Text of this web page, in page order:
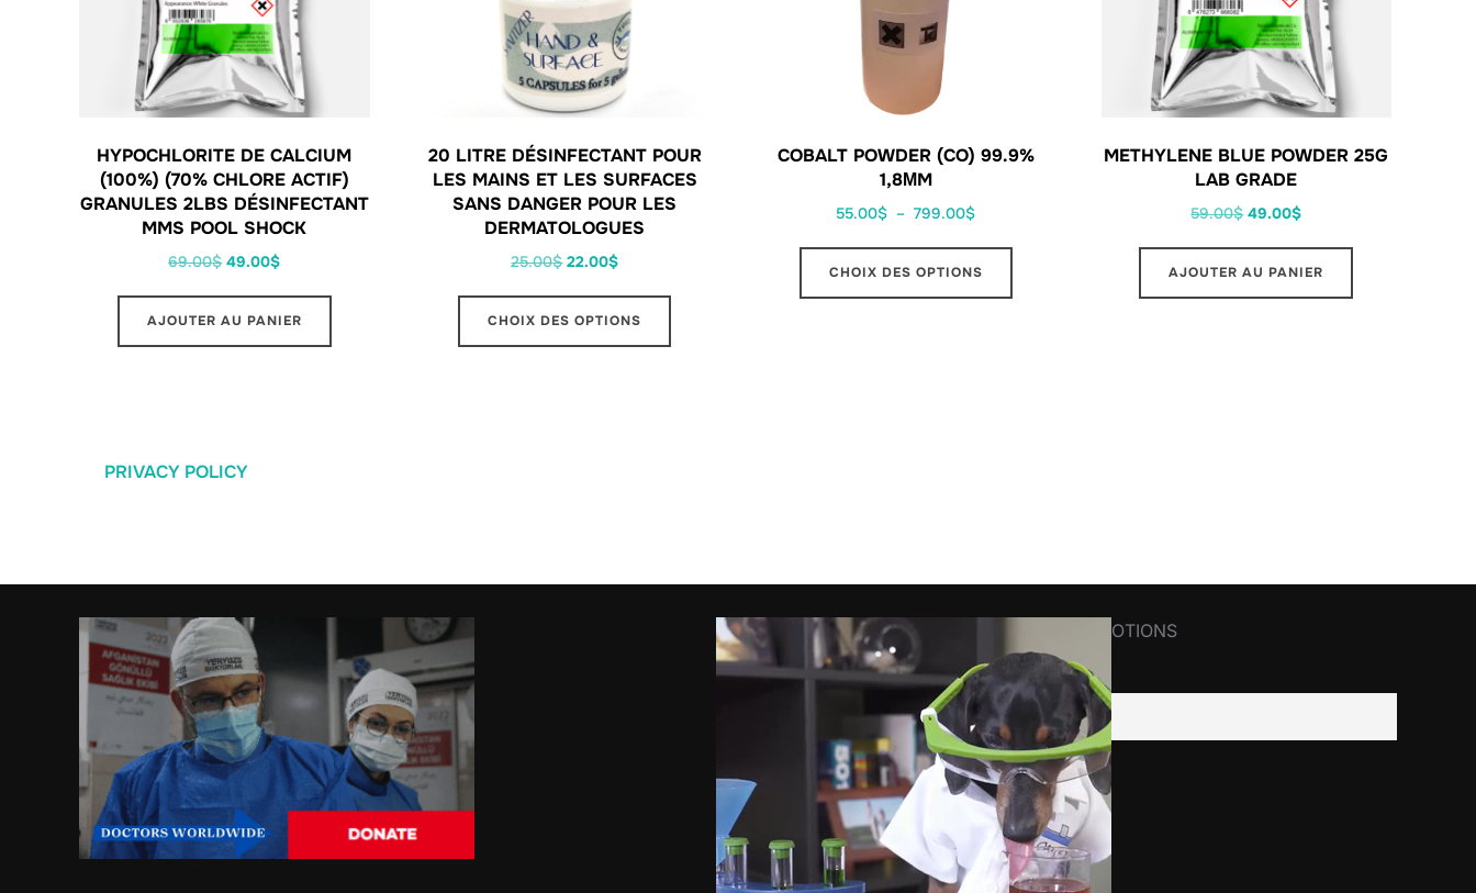
HYPOCHLORITE DE CALCIUM
(100%) (70% CHLORE ACTIF)
GRANULES 2LBS DÉSINFECTANT
MMS POOL SHOCK
69.00$ 49.00$
AJOUTER AU PANIER
20 LITRE DÉSINFECTANT POUR
LES MAINS ET LES SURFACES
SANS DANGER POUR LES
DERMATOLOGUES
25.00$ 22.00$
CHOIX DES OPTIONS
COBALT POWDER (CO) 99.9%
1,8ΜM
55.00$ – 799.00$
CHOIX DES OPTIONS
METHYLENE BLUE POWDER 25G
LAB GRADE
59.00$ 49.00$
AJOUTER AU PANIER
PRIVACY POLICY
FOR NEWS&PROMOTIONS
Email